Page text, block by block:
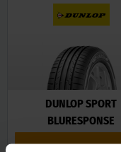
DUNLOP SPORT
BLURESPONSE
VER